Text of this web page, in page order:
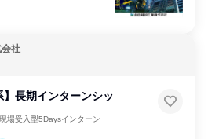
社
】長期インターンシッ
場受入型5Daysインターン